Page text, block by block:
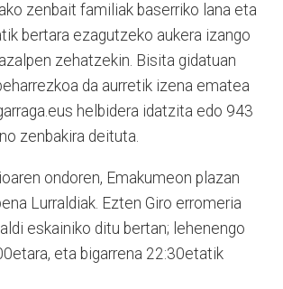
zenbait familiak baserriko lana eta
bertara ezagutzeko aukera izango
zehatzekin. Bisita gidatuan
da aurretik izena ematea
helbidera idatzita edo 943
zenbakira deituta.
ondoren, Emakumeon plazan
Lurraldiak. Ezten Giro erromeria
eskainiko ditu bertan; lehenengo
eta bigarrena 22:30etatik